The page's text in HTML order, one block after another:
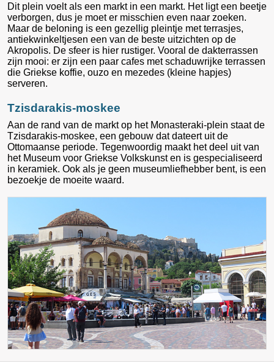
Dit plein voelt als een markt in een markt. Het ligt een beetje
verborgen, dus je moet er misschien even naar zoeken.
Maar de beloning is een gezellig pleintje met terrasjes,
antiekwinkeltjesen een van de beste uitzichten op de
Akropolis. De sfeer is hier rustiger. Vooral de dakterrassen
zijn mooi: er zijn een paar cafes met schaduwrijke terrassen
die Griekse koffie, ouzo en mezedes (kleine hapjes)
serveren.
Tzisdarakis-moskee
Aan de rand van de markt op het Monasteraki-plein staat de
Tzisdarakis-moskee, een gebouw dat dateert uit de
Ottomaanse periode. Tegenwoordig maakt het deel uit van
het Museum voor Griekse Volkskunst en is gespecialiseerd
in keramiek. Ook als je geen museumliefhebber bent, is een
bezoekje de moeite waard.